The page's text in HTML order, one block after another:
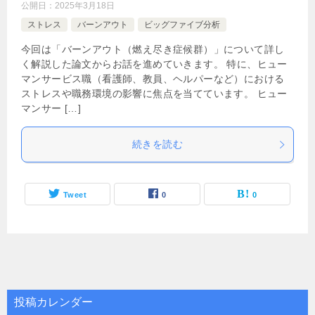
公開日： 2025年3月18日
ストレス
バーンアウト ビッグファイブ分析
今回は「バーンアウト（燃え尽き症候群）」について詳し
く解説した論文からお話を進めていきます。 特に、ヒュー
マンサービス職（看護師、教員、ヘルパーなど）における
ストレスや職務環境の影響に焦点を当てています。 ヒュー
マンサー […]
続きを読む
Tweet 0 0
投稿カレンダー